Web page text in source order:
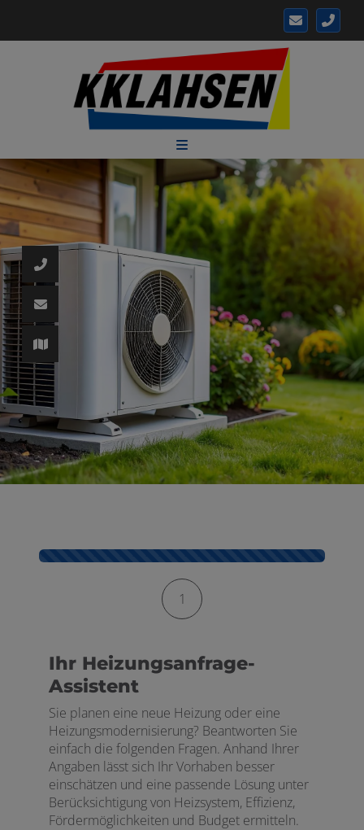
Kontaktformular-Fortschritt
1
Ihr Heizungsanfrage-
Assistent
Sie planen eine neue Heizung oder eine
Heizungsmodernisierung? Beantworten Sie
einfach die folgenden Fragen. Anhand Ihrer
Angaben lässt sich Ihr Vorhaben besser
einschätzen und eine passende Lösung unter
Berücksichtigung von Heizsystem, Effizienz,
Fördermöglichkeiten und Budget ermitteln.
schließen
und schließen
schließen